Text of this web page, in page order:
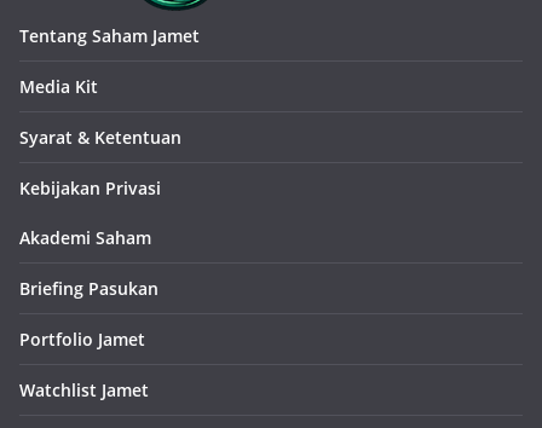
Tentang Saham Jamet
Media Kit
Syarat & Ketentuan
Kebijakan Privasi
Akademi Saham
Briefing Pasukan
Portfolio Jamet
Watchlist Jamet